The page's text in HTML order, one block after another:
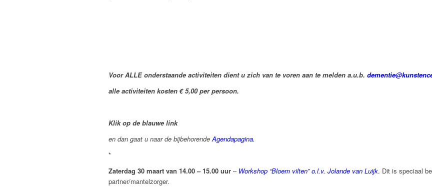
Voor ALLE onderstaande activiteiten dient u zich van te voren aan te melden a.u.b.
alle activiteiten kosten € 5,00 per persoon.
Klik op de blauwe link
en dan gaat u naar de bijbehorendeAgendapagina.
*
Zaterdag 30 maart van 14.00 – 15.00 uur – Workshop “Bloem vilten” o.l.v. Jolande van Luijk. Dit is speciaal
partner/mantelzorger.